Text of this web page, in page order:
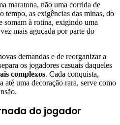
maratona, não uma corrida de
tempo, as exigências das minas, do
somam à rotina, exigindo uma
mais aguçada por parte do
demandas e de reorganizar a
os jogadores casuais daqueles
complexos. Cada conquista,
até uma decoração rara, serve como
do jogador